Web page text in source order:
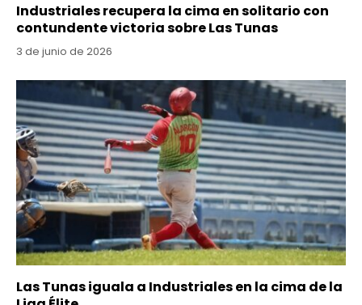
Industriales recupera la cima en solitario con
contundente victoria sobre Las Tunas
3 de junio de 2026
Las Tunas iguala a Industriales en la cima de la